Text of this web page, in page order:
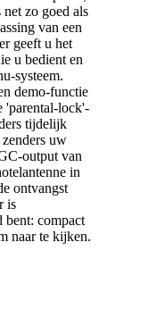
zo goed als
van een
geeft u het
u bedient en
systeem.
demo-functie
'parental-lock'-
tijdelijk
uw
output van
in
ontvangst
is
bent: compact
naar te kijken.